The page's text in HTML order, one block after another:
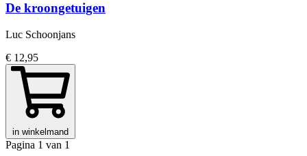
De kroongetuigen
Luc Schoonjans
€ 12,95
in winkelmand
Pagina 1 van 1